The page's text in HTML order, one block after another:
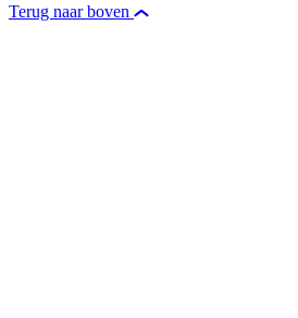
Terug naar boven